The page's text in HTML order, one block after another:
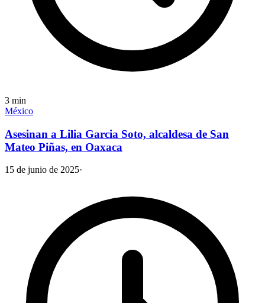
3 min
México
Asesinan a Lilia Garcia Soto, alcaldesa de San
Mateo Piñas, en Oaxaca
15 de junio de 2025·